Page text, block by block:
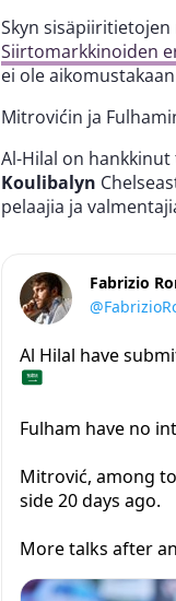
Skyn
Siirtomarkkinoiden
ei ole
Mitrovićin ja
Al-Hilal on hankkinut
Koulibalyn
pelaajia ja
Fabrizio
Al Hilal have
Fulham have no
Mitrović, among
side 20 days ago.
More talks after